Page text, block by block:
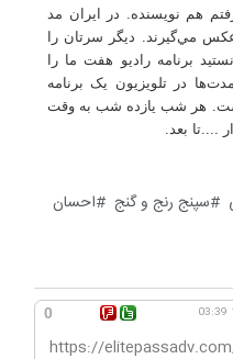
هم نويسنده. در ايران مد
مي‌گيرند. ديگر سرتان را
برنامه راديو هفت ما را
در تلويزيون يک برنامه
است. هر شب يازده شب به وقت
....تا بعد.
سپنج رنج و گنج
احسان
0
https://